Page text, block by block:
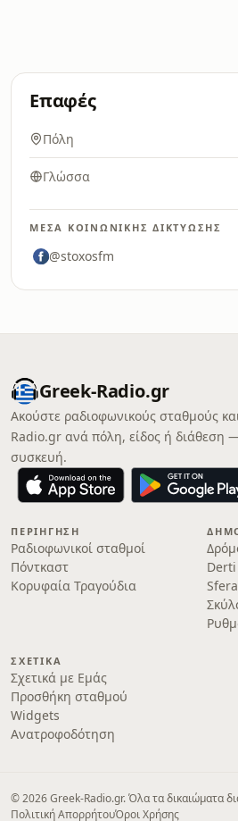
Επαφές
Πόλη
Γλώσσα
ΜΈΣΑ ΚΟΙΝΩΝΙΚΉΣ ΔΙΚΤΎΩΣΗΣ
@stoxosfm
Greek-Radio.gr
Ακούστε ραδιοφωνικούς σταθμούς
Radio.gr ανά πόλη, είδος ή διάθεση
συσκευή.
ΠΕΡΙΉΓΗΣΗ
Ραδιοφωνικοί σταθμοί
Πόντκαστ
Κορυφαία Τραγούδια
ΣΧΕΤΙΚΆ
Σχετικά με Εμάς
Προσθήκη σταθμού
Widgets
Ανατροφοδότηση
© 2026 Greek-Radio.gr. Όλα τα δικαιώματα
Πολιτική ΑπορρήτουΌροι Χρήσης